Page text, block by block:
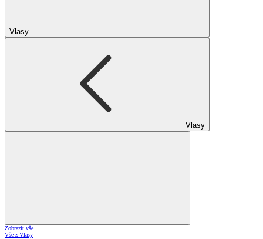
Vlasy
Vlasy
Zobrazit vše
Vše z Vlasy